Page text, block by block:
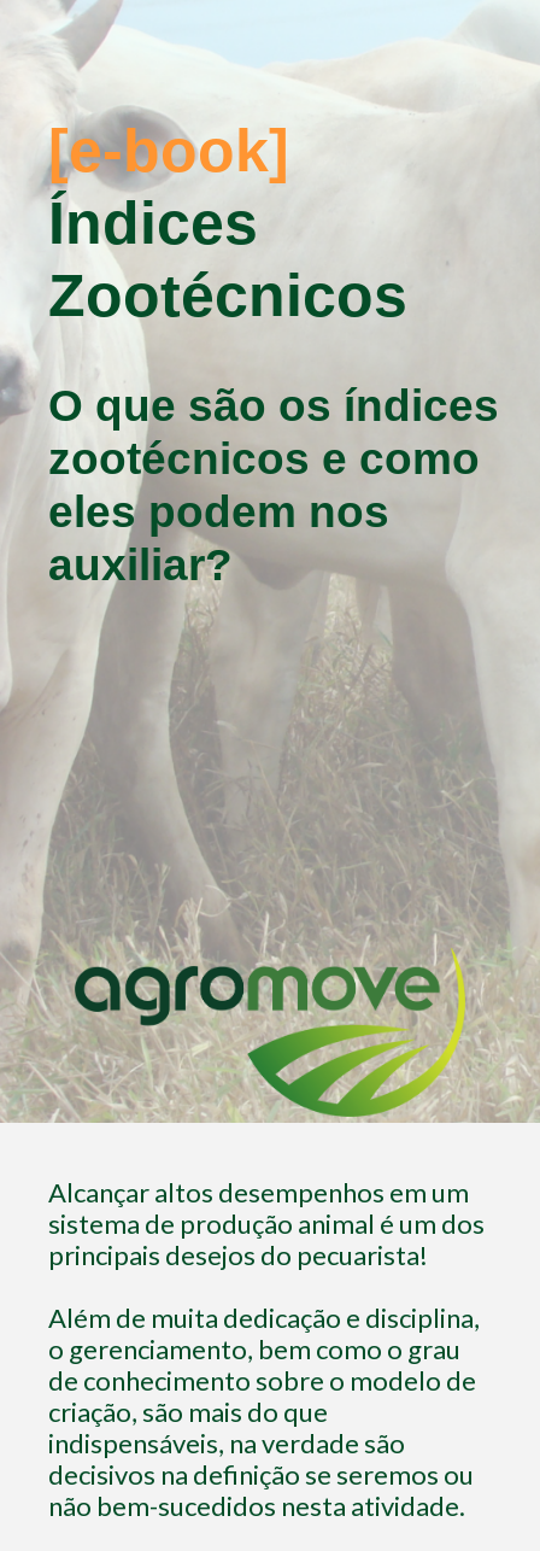
[e-book]
Índices
Zootécnicos
O que são os índices
zootécnicos e como
eles podem nos
auxiliar?
Alcançar altos desempenhos em um
sistema de produção animal é um dos
principais desejos do pecuarista!
Além de muita dedicação e disciplina,
o gerenciamento, bem como o grau
de conhecimento sobre o modelo de
criação, são mais do que
indispensáveis, na verdade são
decisivos na definição se seremos ou
não bem-sucedidos nesta atividade.